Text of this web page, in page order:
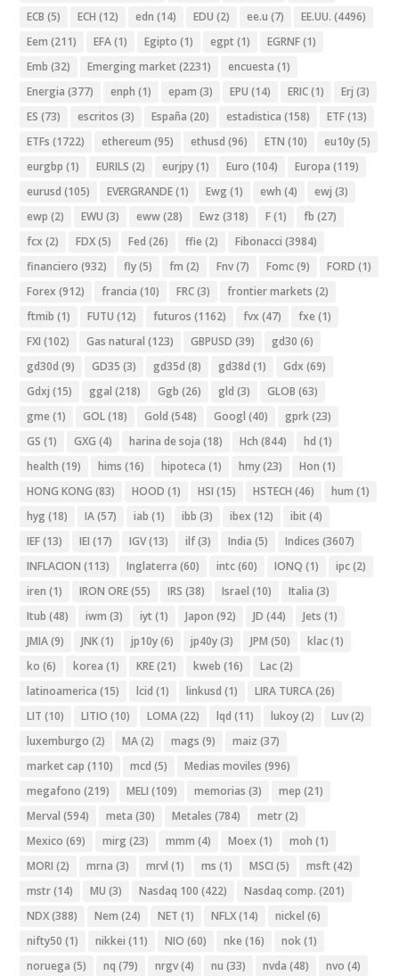
ECB (5) ECH (12) edn (14) EDU (2) ee.u (7) EE.UU. (4496)
Eem (211) EFA(1) Egipto (1) egpt (1) EGRNF(1)
Emb (32) Emerging market (2231) encuesta (1)
Energia (377) enph (1) epam (3) EPU (14) ERIC(1) Erj (3)
ES (73) escritos (3) España (20) estadistica (158) ETF(13)
ETFs (1722) ethereum (95) ethusd (96) ETN (10) eu10y(5)
eurgbp (1) EURILS (2) eurjpy(1) Euro (104) Europa (119)
eurusd (105) EVERGRANDE(1) Ewg (1) ewh (4) ewj (3)
ewp (2) EWU (3) eww(28) Ewz (318) F(1) fb (27)
fcx (2) FDX(5) Fed (26) ffie (2) Fibonacci (3984)
financiero (932) fly(5) fm (2) Fnv(7) Fomc(9) FORD (1)
Forex (912) francia (10) FRC(3) frontier markets (2)
ftmib (1) FUTU (12) futuros (1162) fvx (47) fxe (1)
FXI (102) Gas natural (123) GBPUSD (39) gd30 (6)
gd30d (9) GD35 (3) gd35d (8) gd38d (1) Gdx (69)
Gdxj (15) ggal (218) Ggb (26) gld (3) GLOB (63)
gme (1) GOL(18) Gold (548) Googl (40) gprk(23)
GS (1) GXG (4) harina de soja (18) Hch (844) hd (1)
health (19) hims (16) hipoteca (1) hmy(23) Hon (1)
HONG KONG (83) HOOD (1) HSI (15) HSTECH (46) hum (1)
hyg (18) IA(57) iab (1) ibb (3) ibex (12) ibit (4)
IEF(13) IEI (17) IGV(13) ilf(3) India (5) Indices (3607)
INFLACION (113) Inglaterra (60) intc(60) IONQ (1) ipc(2)
iren (1) IRON ORE(55) IRS (38) Israel (10) Italia (3)
Itub (48) iwm (3) iyt (1) Japon (92) JD (44) Jets (1)
JMIA(9) JNK(1) jp10y(6) jp40y(3) JPM (50) klac(1)
ko (6) korea (1) KRE(21) kweb (16) Lac(2)
latinoamerica (15) lcid (1) linkusd (1) LIRA TURCA(26)
LIT (10) LITIO (10) LOMA(22) lqd (11) lukoy(2) Luv(2)
luxemburgo (2) MA(2) mags (9) maiz (37)
market cap (110) mcd (5) Medias moviles (996)
megafono (219) MELI (109) memorias (3) mep (21)
Merval (594) meta (30) Metales (784) metr(2)
Mexico (69) mirg (23) mmm (4) Moex (1) moh (1)
MORI (2) mrna (3) mrvl (1) ms (1) MSCI (5) msft (42)
mstr(14) MU (3) Nasdaq 100 (422) Nasdaq comp. (201)
NDX(388) Nem (24) NET (1) NFLX(14) nickel (6)
nifty50 (1) nikkei (11) NIO (60) nke (16) nok(1)
noruega (5) nq (79) nrgv(4) nu (33) nvda (48) nvo (4)